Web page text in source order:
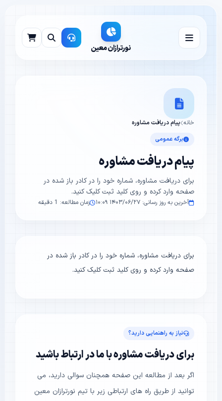
نورترازان معین
خانه پیام دریافت مشاوره
برگه عمومی
پیام دریافت مشاوره
برای دریافت مشاوره، شماره خود را در کادر باز شده در
صفحه وارد کرده و روی کلید ثبت کلیک کنید.
آخرین به روز رسانی: ۱۴۰۳/۰۶/۲۷ ۱۰:۰۹ زمان مطالعه: 1 دقیقه
برای دریافت مشاوره، شماره خود را در کادر باز شده در
صفحه وارد کرده و روی کلید ثبت کلیک کنید.
نیاز به راهنمایی دارید؟
برای دریافت مشاوره با ما در ارتباط باشید
اگر بعد از مطالعه این صفحه همچنان سوالی دارید، می
توانید از طریق راه های ارتباطی زیر با تیم نورترازان معین